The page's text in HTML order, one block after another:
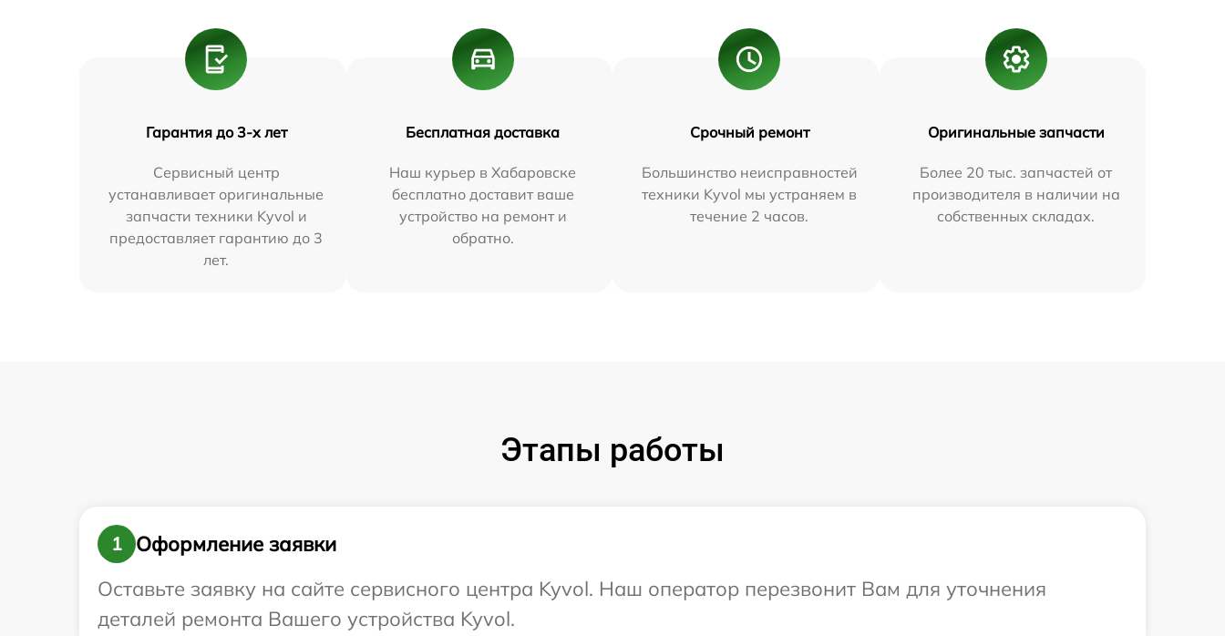
Гарантия до 3-х лет
Сервисный центр
устанавливает оригинальные
запчасти техники Kyvol и
предоставляет гарантию до 3
лет.
Бесплатная доставка
Наш курьер в Хабаровске
бесплатно доставит ваше
устройство на ремонт и
обратно.
Срочный ремонт
Большинство неисправностей
техники Kyvol мы устраняем в
течение 2 часов.
Оригинальные запчасти
Более 20 тыс. запчастей от
производителя в наличии на
собственных складах.
Этапы работы
1
Оформление заявки
Оставьте заявку на сайте сервисного центра Kyvol. Наш оператор перезвонит Вам для уточнения
деталей ремонта Вашего устройства Kyvol.